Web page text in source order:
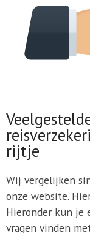
rijtje
Wij vergelijken
onze website.
Hieronder kun je
vragen vinden